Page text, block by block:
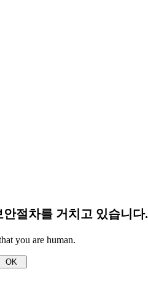
절차를 거치고 있습니다.
you are human.